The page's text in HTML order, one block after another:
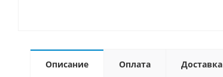
Описание Оплата Доставка